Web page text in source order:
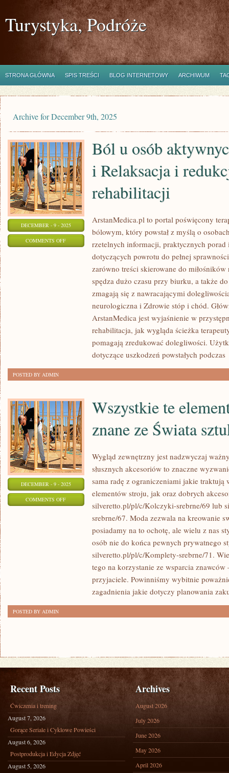
Turystyka, Podróże
STRONA GŁÓWNA SPIS TREŚCI BLOG INTERNETOWY ARCHIWUM
Archive for December 9th, 2025
DECEMBER - 9 - 2025
COMMENTS OFFON
AKTYWNYCH
RELAKSACJA
REDUKCJA
STRESU
REHABILITACJI
Ból u osób
i Relaksacja i
rehabilitacji
ArstanMedica.pl to portal poświęcony
bólowym, który powstał z myślą o
rzetelnych informacji, praktycznych
dotyczących powrotu do pełnej
zarówno treści skierowane do
spędza dużo czasu przy biurku, a także
zmagają się z nawracającymi
neurologiczna i Zdrowie stóp i chód.
ArstanMedica jest wyjaśnienie w
rehabilitacja, jak wygląda ścieżka
pomagają zredukować dolegliwości.
dotyczące uszkodzeń powstałych podczas
POSTED BY ADMIN
DECEMBER - 9 - 2025
COMMENTS OFFON
Wszystkie te
znane ze Świata
Wygląd zewnętrzny jest nadzwyczaj
słusznych akcesoriów to znaczne
sama radę z ograniczeniami jakie traktują
elementów stroju, jak oraz dobrych
silveretto.pl/pl/c/Kolczyki-srebrne/69 lub
srebrne/67. Moda zezwala na kreowanie
posiadamy na to ochotę, ale wielu z nas
osób nie do końca pewnych prywatnego
silveretto.pl/pl/c/Komplety-srebrne/71.
tego na korzystanie ze wsparcia
przyjaciele. Powinniśmy wybitnie
zagadnienia jakie dotyczy planowania
POSTED BY ADMIN
Recent Posts
Ćwiczenia i trening
August 7, 2026
Gorące Seriale i Cyklowe Powieści
August 6, 2026
Postprodukcja i Edycja Zdjęć
August 5, 2026
Archives
August 2026
July 2026
June 2026
May 2026
April 2026